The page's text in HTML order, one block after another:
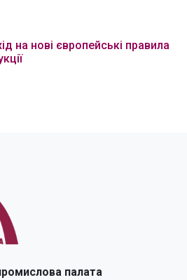
на нові європейські правила
палата